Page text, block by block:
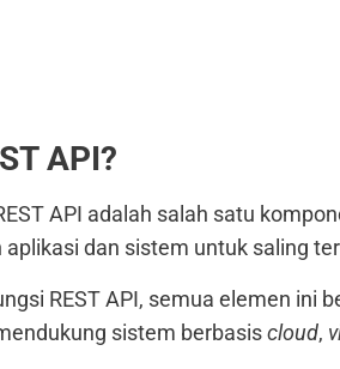
API?
API adalah salah satu
aplikasi dan sistem untuk saling
REST API, semua elemen
sistem berbasiscloud,